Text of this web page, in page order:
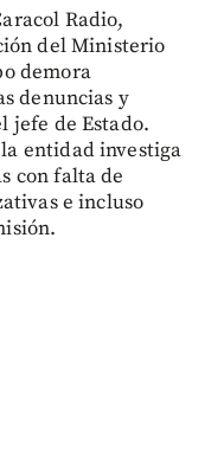
Radio,
del Ministerio
demora
denuncias y
jefe de Estado.
entidad investiga
con falta de
e incluso